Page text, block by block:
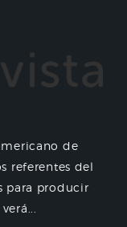
de
referentes del
para producir